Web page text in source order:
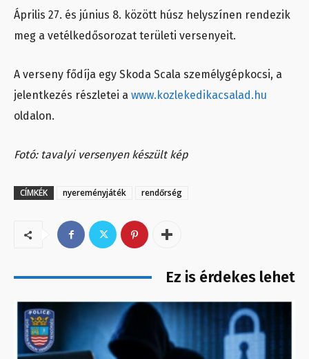
Április 27. és június 8. között húsz helyszínen rendezik
meg a vetélkedősorozat területi versenyeit.
A verseny fődíja egy Skoda Scala személygépkocsi, a
jelentkezés részletei a www.kozlekedikacsalad.hu
oldalon.
Fotó: tavalyi versenyen készült kép
CÍMKÉK nyereményjáték rendőrség
Ez is érdekes lehet